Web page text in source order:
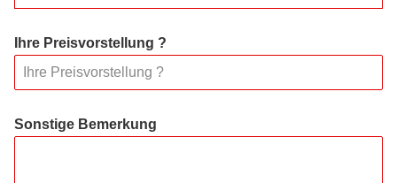
Ihre Preisvorstellung ?
Sonstige Bemerkung